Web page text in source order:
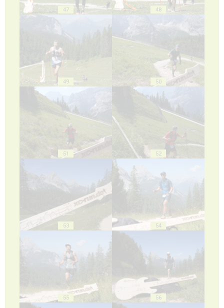
47 48
49 50
51 52
53 54
55 56